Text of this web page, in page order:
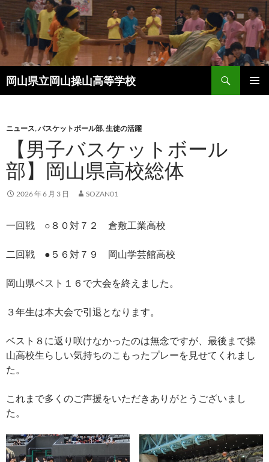
コ
ン
テ
ン
ツ
へ
ス
岡山県立岡山操山高等学校
索
ニュース,バスケットボール部,生徒の活躍
【男子バスケットボール
部】岡山県高校総体
2026 年 6 月 3 日 SOZAN01
一回戦 ○８０対７２ 倉敷工業高校
二回戦 ●５６対７９ 岡山学芸館高校
岡山県ベスト１６で大会を終えました。
３年生は本大会で引退となります。
ベスト８に返り咲けなかったのは無念ですが、最後まで操
山高校生らしい気持ちのこもったプレーを見せてくれまし
た。
これまで多くのご声援をいただきありがとうございまし
た。